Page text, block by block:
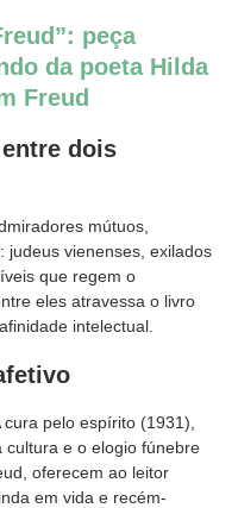
peça
da poeta Hilda
Freud
dois
mútuos,
judeus vienenses, exilados
que regem o
eles atravessa o livro
intelectual.
pelo espírito (1931),
e o elogio fúnebre
oferecem ao leitor
em vida e recém-